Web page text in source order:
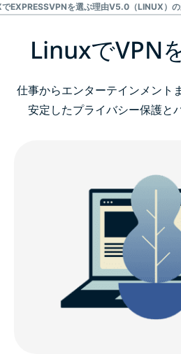
EXPRESSVPNを選ぶ理由V5.0（LINUX）
LinuxでVPNを使う理由
LinuxでExpressVPNを設定する
LinuxでExpressVPNを選ぶ理由
v5.0（Linux）の新機能
Linuxディストリビューション
Linux向けExpressVPN：高度な
LinuxでVPN
仕事からエンターテインメント
安定したプライバシー保護と